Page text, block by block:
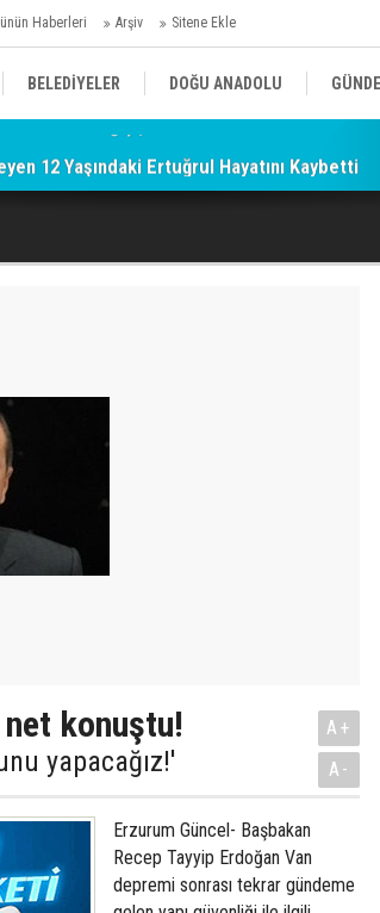
Haberleri Arşiv Sitene Ekle
BELEDİYELER DOĞU ANADOLU
AFAD/ SAVAŞ SPOR
MAĞAZİN
12 Yaşındaki Ertuğrul Hayatını Kaybetti
konuştu!
yapacağız!'
A+
A-
Erzurum Güncel- Başbakan
Recep Tayyip Erdoğan Van
depremi sonrası tekrar gündeme